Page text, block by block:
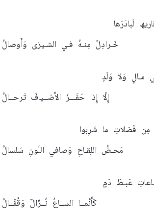
لَبادَرَها
خَـرادِلٌ مِنـهُ فـي الشـيزى وَأَوصالُ
مـالٍ وَلا وَلَدٍ
إِلّا إِذا حَفَـــزَ الأَضــيافَ تَرحــالُ
مِن فَضلاتِ ما شَرِبوا
مَحـضُ اللِقـاحِ وَصافي اللَونِ سَلسالُ
عَبـطَ دَمٍ
كَأَنَّمــا الســاعُ نُــزّالٌ وَقُفّــالُ